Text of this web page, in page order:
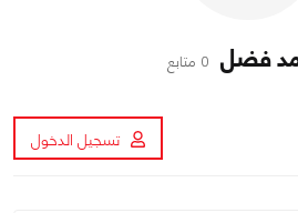
فضل 0 متابع
تسجيل الدخول